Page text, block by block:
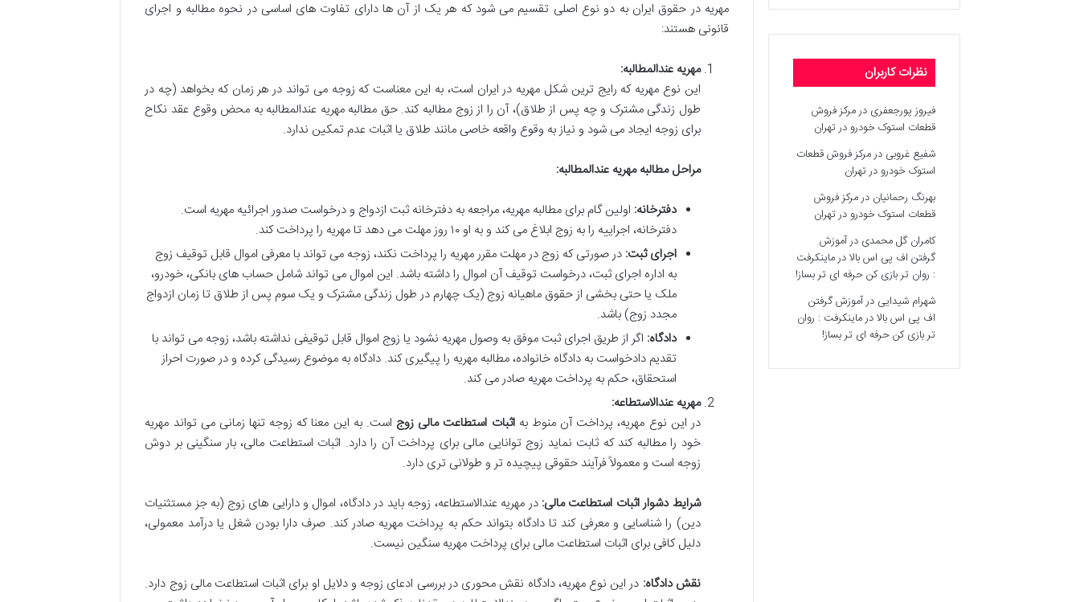
مهریه در حقوق ایران به دو نوع اصلی تقسیم می شود که هر یک از آن ها دارای تفاوت های اساسی در نحوه مطالبه و اجرای
قانونی هستند:
مهریه عندالمطالبه:
این نوع مهریه که رایج ترین شکل مهریه در ایران است، به این معناست که زوجه می تواند در هر زمان که بخواهد (چه در
طول زندگی مشترک و چه پس از طلاق)، آن را از زوج مطالبه کند. حق مطالبه مهریه عندالمطالبه به محض وقوع عقد نکاح
برای زوجه ایجاد می شود و نیاز به وقوع واقعه خاصی مانند طلاق یا اثبات عدم تمکین ندارد.
مراحل مطالبه مهریه عندالمطالبه:
دفترخانه: اولین گام برای مطالبه مهریه، مراجعه به دفترخانه ثبت ازدواج و درخواست صدور اجرائیه مهریه است.
دفترخانه، اجراییه را به زوج ابلاغ می کند و به او ۱۰ روز مهلت می دهد تا مهریه را پرداخت کند.
اجرای ثبت: در صورتی که زوج در مهلت مقرر مهریه را پرداخت نکند، زوجه می تواند با معرفی اموال قابل توقیف زوج
به اداره اجرای ثبت، درخواست توقیف آن اموال را داشته باشد. این اموال می تواند شامل حساب های بانکی، خودرو،
ملک یا حتی بخشی از حقوق ماهیانه زوج (یک چهارم در طول زندگی مشترک و یک سوم پس از طلاق تا زمان ازدواج
مجدد زوج) باشد.
دادگاه: اگر از طریق اجرای ثبت موفق به وصول مهریه نشود یا زوج اموال قابل توقیفی نداشته باشد، زوجه می تواند با
تقدیم دادخواست به دادگاه خانواده، مطالبه مهریه را پیگیری کند. دادگاه به موضوع رسیدگی کرده و در صورت احراز
استحقاق، حکم به پرداخت مهریه صادر می کند.
مهریه عندالاستطاعه:
در این نوع مهریه، پرداخت آن منوط بهاثبات استطاعت مالی زوج است. به این معنا که زوجه تنها زمانی می تواند مهریه
خود را مطالبه کند که ثابت نماید زوج توانایی مالی برای پرداخت آن را دارد. اثبات استطاعت مالی، بار سنگینی بر دوش
زوجه است و معمولاً فرآیند حقوقی پیچیده تر و طولانی تری دارد.
شرایط دشوار اثبات استطاعت مالی: در مهریه عندالاستطاعه، زوجه باید در دادگاه، اموال و دارایی های زوج (به جز مستثنیات
دین) را شناسایی و معرفی کند تا دادگاه بتواند حکم به پرداخت مهریه صادر کند. صرف دارا بودن شغل یا درآمد معمولی،
دلیل کافی برای اثبات استطاعت مالی برای پرداخت مهریه سنگین نیست.
نقش دادگاه: در این نوع مهریه، دادگاه نقش محوری در بررسی ادعای زوجه و دلایل او برای اثبات استطاعت مالی زوج دارد.
نظرات کاربران
فیروز پورجعفری درمرکز فروش
قطعات استوک خودرو در تهران
شفیع غروبی درمرکز فروش قطعات
استوک خودرو در تهران
بهرنگ رحمانیان درمرکز فروش
قطعات استوک خودرو در تهران
کامران گل محمدی درآموزش
گرفتن اف پی اس بالا در ماینکرفت
: روان تر بازی کن حرفه ای تر بساز!
شهرام شیدایی درآموزش گرفتن
اف پی اس بالا در ماینکرفت : روان
تر بازی کن حرفه ای تر بساز!